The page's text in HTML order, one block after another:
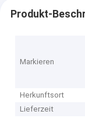
Produkt-
Markieren
Herkunftsort
Lieferzeit